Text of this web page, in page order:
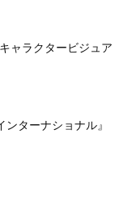
ャラクタービジュア
ンターナショナル』